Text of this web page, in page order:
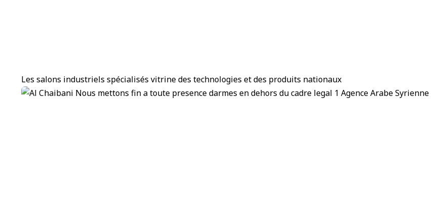
Les salons industriels spécialisés vitrine des technologies et des produits nationaux